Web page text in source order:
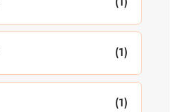
(1)
(1)